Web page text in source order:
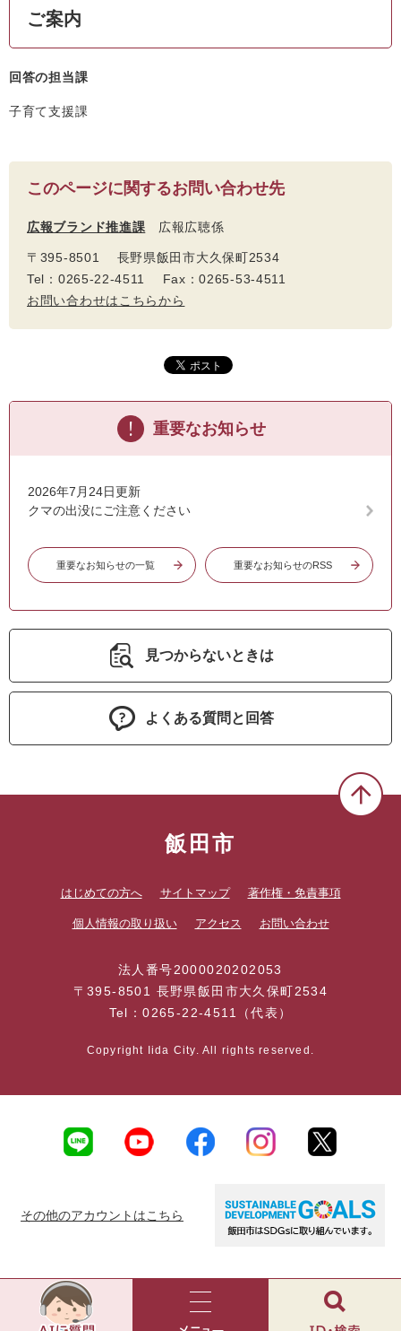
ご案内
回答の担当課
子育て支援課
このページに関するお問い合わせ先
広報ブランド推進課 広報広聴係
〒395-8501 長野県飯田市大久保町2534
Tel：0265-22-4511 Fax：0265-53-4511
お問い合わせはこちらから
重要なお知らせ
2026年7月24日更新
クマの出没にご注意ください
重要なお知らせの一覧 重要なお知らせのRSS
見つからないときは
よくある質問と回答
飯田市
はじめての方へ サイトマップ 著作権・免責事項
個人情報の取り扱い アクセス お問い合わせ
法人番号2000020202053
〒395-8501 長野県飯田市大久保町2534
Tel：0265-22-4511（代表）
Copyright Iida City. All rights reserved.
その他のアカウントはこちら